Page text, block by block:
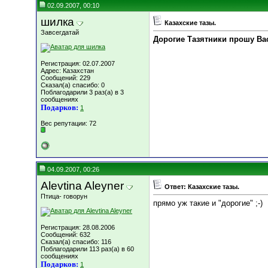
02.09.2007, 00:10
шилка
Завсегдатай
Регистрация: 02.07.2007
Адрес: Казахстан
Сообщений: 229
Сказал(а) спасибо: 0
Поблагодарили 3 раз(а) в 3
сообщениях
Подарков: 1
Вес репутации: 72
Казахские тазы.
Дорогие Тазятники прошу
04.09.2007, 00:26
Alevtina Aleyner
Птица- говорун
Регистрация: 28.08.2006
Сообщений: 632
Сказал(а) спасибо: 116
Поблагодарили 113 раз(а) в 60
сообщениях
Подарков: 1
Ответ: Казахские тазы.
прямо уж такие и "дорогие" ;-)